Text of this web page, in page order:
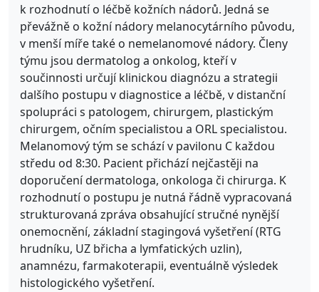
k rozhodnutí o léčbě kožních nádorů. Jedná se
převážně o kožní nádory melanocytárního původu,
v menší míře také o nemelanomové nádory. Členy
týmu jsou dermatolog a onkolog, kteří v
součinnosti určují klinickou diagnózu a strategii
dalšího postupu v diagnostice a léčbě, v distanční
spolupráci s patologem, chirurgem, plastickým
chirurgem, očním specialistou a ORL specialistou.
Melanomový tým se schází v pavilonu C každou
středu od 8:30. Pacient přichází nejčastěji na
doporučení dermatologa, onkologa či chirurga. K
rozhodnutí o postupu je nutná řádně vypracovaná
strukturovaná zpráva obsahující stručné nynější
onemocnění, základní stagingová vyšetření (RTG
hrudníku, UZ břicha a lymfatických uzlin),
anamnézu, farmakoterapii, eventuálně výsledek
histologického vyšetření.